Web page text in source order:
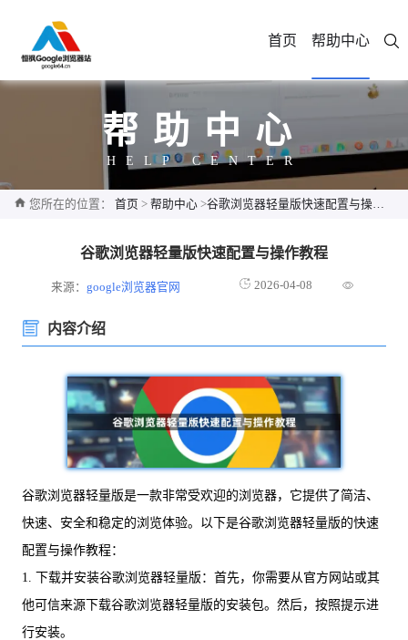
首页 帮助中心
帮助中心
HELP CENTER
您所在的位置： 首页 > 帮助中心 >谷歌浏览器轻量版快速配置与操作教程
谷歌浏览器轻量版快速配置与操作教程
来源：google浏览器官网 2026-04-08
内容介绍
谷歌浏览器轻量版是一款非常受欢迎的浏览器，它提供了简洁、
快速、安全和稳定的浏览体验。以下是谷歌浏览器轻量版的快速
配置与操作教程：
1. 下载并安装谷歌浏览器轻量版：首先，你需要从官方网站或其
他可信来源下载谷歌浏览器轻量版的安装包。然后，按照提示进
行安装。